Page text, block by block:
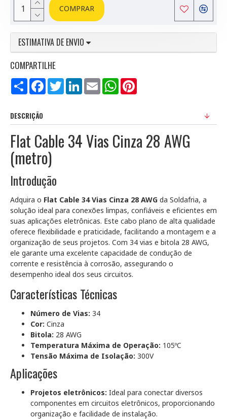
COMPRAR
ESTIMATIVA DE ENVIO
COMPARTILHE
Compartilhar
FacebookTwitterLinkedInEmail WhatsApp
DESCRIÇÃO
Flat Cable 34 Vias Cinza 28 AWG
(metro)
Introdução
Adquira o Flat Cable 34 Vias Cinza 28 AWG da Soldafria, a
solução ideal para conexões limpas, confiáveis e eficientes em
suas aplicações eletrônicas. Este cabo plano de alta qualidade
oferece flexibilidade e praticidade, facilitando a montagem e a
organização de seus projetos. Com 34 vias e bitola 28 AWG,
ele garante uma excelente capacidade de condução de
corrente e resistência à corrosão, assegurando o
desempenho ideal dos seus circuitos.
Características Técnicas
Número de Vias: 34
Cor: Cinza
Bitola: 28 AWG
Temperatura Máxima de Operação: 105ºC
Tensão Máxima de Isolação: 300V
Aplicações
Projetos eletrônicos: Ideal para conectar diversos
componentes em circuitos eletrônicos, proporcionando
organização e facilidade de instalação.